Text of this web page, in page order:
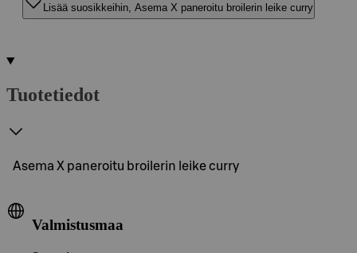
Lisää suosikkeihin, Asema X paneroitu broilerin leike curry
Tuotetiedot
Asema X paneroitu broilerin leike curry
Valmistusmaa